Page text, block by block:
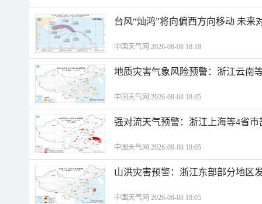
台风“灿鸿”将向偏西方向移动 未来
中国天气网 2026-08-08 18:18
地质灾害气象风险预警：浙江云南
中国天气网 2026-08-08 18:05
强对流天气预警：浙江上海等4省
中国天气网 2026-08-08 18:05
山洪灾害预警：浙江东部部分地区
中国天气网 2026-08-08 18:05